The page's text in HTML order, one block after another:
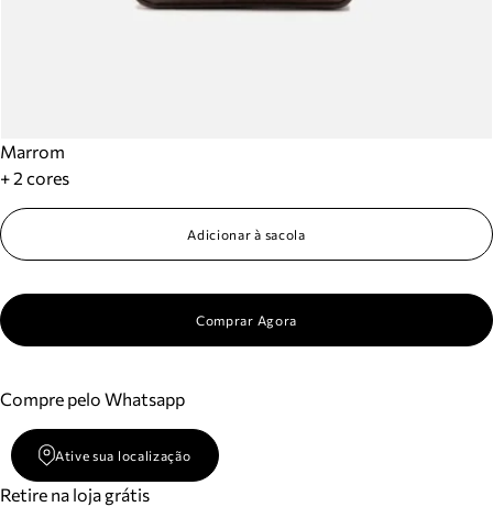
Marrom
+ 2 cores
Adicionar à sacola
Comprar Agora
Compre pelo Whatsapp
Ative sua localização
Retire na loja grátis